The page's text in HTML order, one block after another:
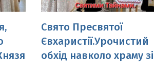
обхід навколо храму зі
Святими Тайнами.
14 Червня 2026